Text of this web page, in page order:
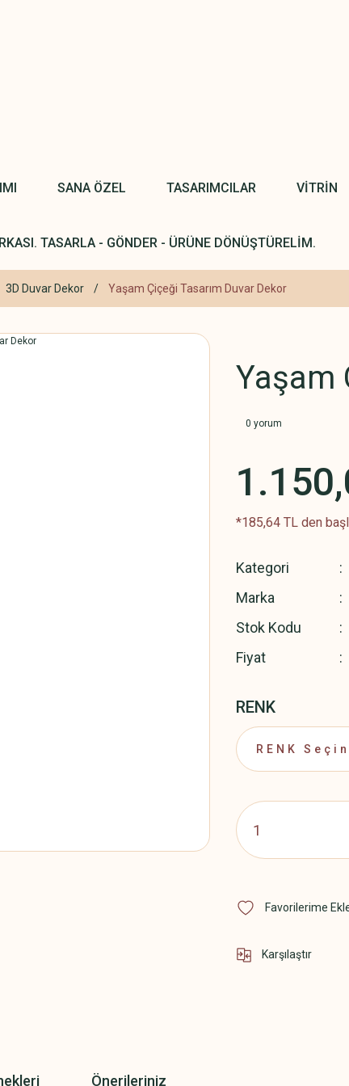
SANA ÖZEL TASARIMCILAR VİTRİN
TASARLA - GÖNDER - ÜRÜNE DÖNÜŞTÜRELİM.
3D Duvar Dekor Yaşam Çiçeği Tasarım Duvar Dekor
Yaşam
0 yorum
*185,64 TL den
Kategori
Marka
Stok Kodu
Fiyat
RENK
Karşılaştır
Önerileriniz